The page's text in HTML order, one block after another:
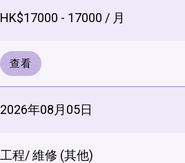
HK$17000 - 17000 / 月
查看
2026年08月05日
工程/ 維修 (其他)